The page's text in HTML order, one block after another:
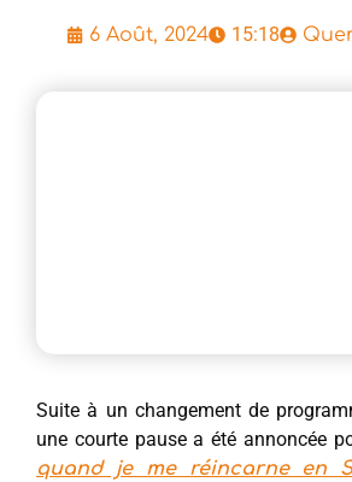
6 Août, 2024 15:18
Suite à un changement de
une courte pause a été annoncée
quand je me réincarne en